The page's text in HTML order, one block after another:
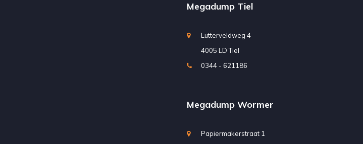
Megadump Tiel
Lutterveldweg 4
4005 LD Tiel
0344 - 621186
Megadump Wormer
Papiermakerstraat 1